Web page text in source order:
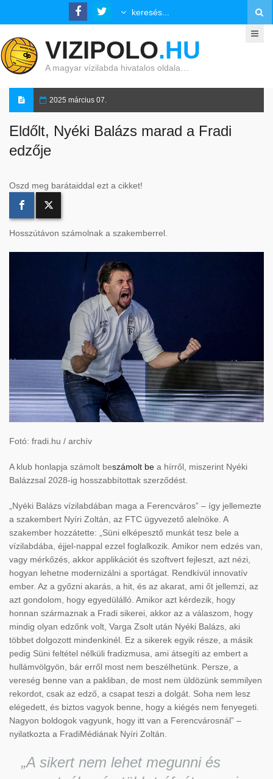
VIZIPOLO.HU
A magyar vízilabda hivatalos oldala…
2025 március 07.
Eldőlt, Nyéki Balázs marad a Fradi
edzője
Oszd meg barátaiddal ezt a cikket!
Hosszútávon számolnak a szakemberrel.
Fotó: fradi.hu / archív
A klub honlapja számolt beszámolt be a hírről, miszerint Nyéki
Balázzsal 2028-ig hosszabbítottak szerződést.
„Nyéki Balázs vízilabdában maga a Ferencváros” – így jellemezte
a szakembert Nyíri Zoltán, az FTC ügyvezető alelnöke. A
szakember hozzátette: „Süni elképesztő munkát tesz bele a
vízilabdába, éjjel-nappal ezzel foglalkozik. Amikor nem edzés van,
vagy mérkőzés, akkor applikációt és szoftvert fejleszt, azt nézi,
hogyan lehetne modernizálni a sportágat. Rendkívül innovatív
ember. Az a győzni akarás, a hit, és az akarat, ami őt jellemzi, az
azt gondolom, hogy egyedülálló. Amikor azt kérdezik, hogy
honnan származnak a Fradi sikerei, akkor az a válaszom, hogy
mindig olyan edzőnk volt, Varga Zsolt után Nyéki Balázs, aki
többet dolgozott mindenkinél. Ez a sikerek egyik része, a másik
pedig Süni feltétel nélküli fradizmusa, ami átsegíti az embert a
hullámvölgyön, bár erről most nem beszélhetünk. Persze, a
vereség benne van a pakliban, de most nem üldözünk semmilyen
rekordot, csak az edző, a csapat teszi a dolgát. Soha nem lesz
elégedett, és biztos vagyok benne, hogy a kiégés nem fenyegeti.
Nagyon boldogok vagyunk, hogy itt van a Ferencvárosnál” –
nyilatkozta a FradiMédiának Nyíri Zoltán.
„A sikert nem lehet megunni és